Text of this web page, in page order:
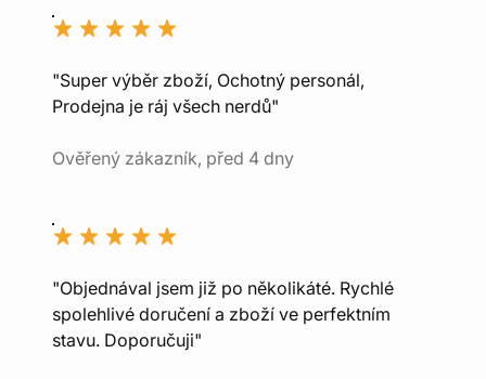
"Super výběr zboží, Ochotný personál,
Prodejna je ráj všech nerdů"
Ověřený zákazník, před 4 dny
"Objednával jsem již po několikáté. Rychlé
spolehlivé doručení a zboží ve perfektním
stavu. Doporučuji"